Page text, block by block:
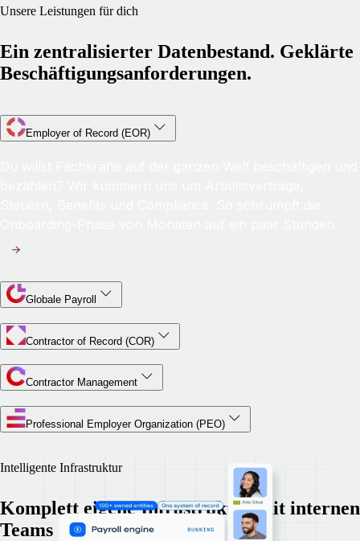
Unsere Leistungen für dich
Ein zentralisierter Datenbestand. Geklärte
Beschäftigungsanforderungen.
Employer of Record (EOR)
Globale Payroll
Contractor of Record (COR)
Contractor Management
Professional Employer Organization (PEO)
Intelligente Infrastruktur
Komplett eigene Infrastruktur mit internen
Teams